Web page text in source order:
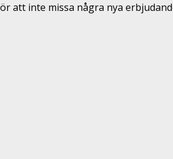
att inte missa några nya